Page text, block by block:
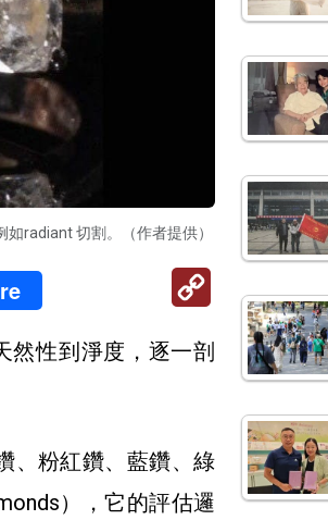
radiant 切割。（作者提供）
然性到淨度，逐一剖
、粉紅鑽、藍鑽、綠
），它的評估邏